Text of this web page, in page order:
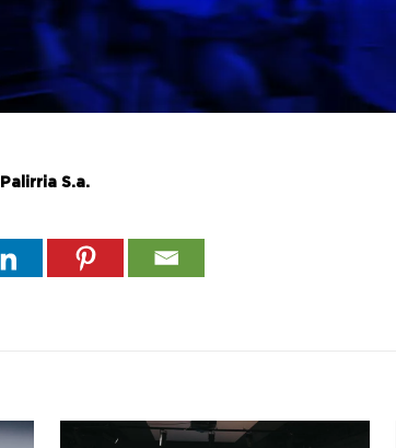
Palirria S.a.